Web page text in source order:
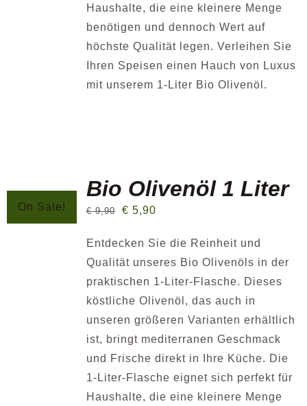
Haushalte, die eine kleinere Menge
benötigen und dennoch Wert auf
höchste Qualität legen. Verleihen Sie
Ihren Speisen einen Hauch von Luxus
mit unserem 1-Liter Bio Olivenöl.
On Sale!
Bio Olivenöl 1 Liter
€9,90 € 5,90
Entdecken Sie die Reinheit und
Qualität unseres Bio Olivenöls in der
praktischen 1-Liter-Flasche. Dieses
köstliche Olivenöl, das auch in
unseren größeren Varianten erhältlich
ist, bringt mediterranen Geschmack
und Frische direkt in Ihre Küche. Die
1-Liter-Flasche eignet sich perfekt für
Haushalte, die eine kleinere Menge